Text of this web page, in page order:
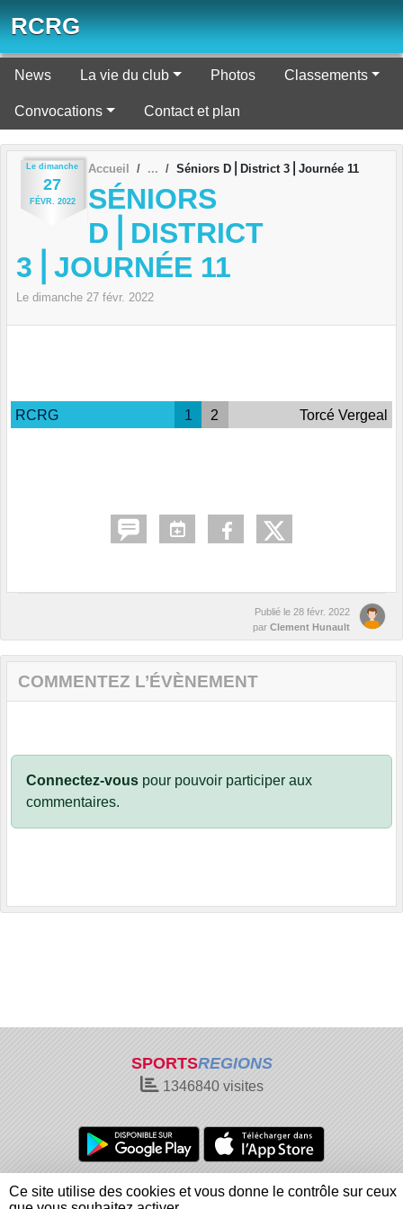
RCRG
News La vie du club Photos Classements
Convocations Contact et plan
Le dimanche
27
FÉVR. 2022
Accueil Séniors D⎪District 3⎪Journée 11
SÉNIORS
D⎪DISTRICT
3⎪JOURNÉE 11
Le dimanche 27 févr. 2022
RCRG 1 2 Torcé Vergeal
Publié le 28 févr. 2022
par Clement Hunault
COMMENTEZ L’ÉVÈNEMENT
Connectez-vous pour pouvoir participer aux
commentaires.
SPORTSREGIONS
1346840visites
Charte cookies
Gestion des cookies
Informations légales
Signaler un contenu inapproprié
Ce site utilise des cookies et vous donne le contrôle sur ceux